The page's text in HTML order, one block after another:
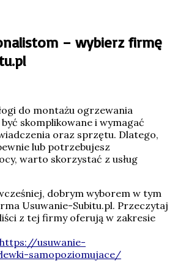
– wybierz firmę
do montażu ogrzewania
skomplikowane i wymagać
oraz sprzętu. Dlatego,
lub potrzebujesz
warto skorzystać z usług
dobrym wyborem w tym
Usuwanie-Subitu.pl. Przeczytaj
z tej firmy oferują w zakresie
https://usuwanie-
samopoziomujace/